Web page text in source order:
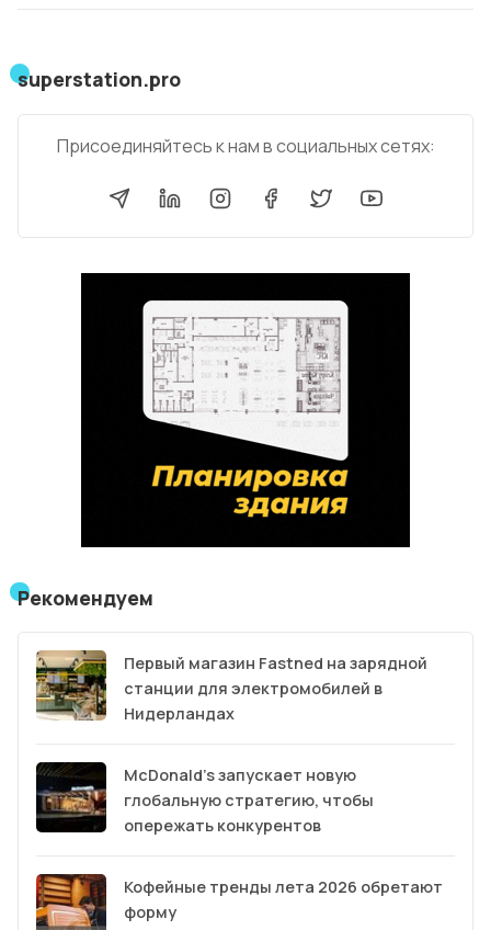
superstation.pro
Присоединяйтесь к нам в социальных сетях:
Рекомендуем
Первый магазин Fastned на зарядной
станции для электромобилей в
Нидерландах
McDonald’s запускает новую
глобальную стратегию, чтобы
опережать конкурентов
Кофейные тренды лета 2026 обретают
форму